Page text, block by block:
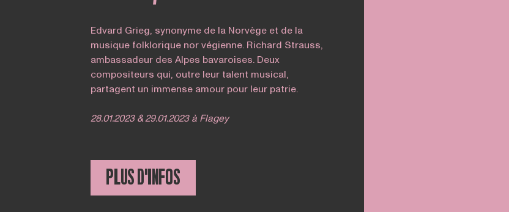
Edvard Grieg, synonyme de la Norvège et de la
musique folklorique nor végienne. Richard Strauss,
ambassadeur des Alpes bavaroises. Deux
compositeurs qui, outre leur talent musical,
partagent un immense amour pour leur patrie.
28.01.2023 & 29.01.2023 à Flagey
PLUS D'INFOS